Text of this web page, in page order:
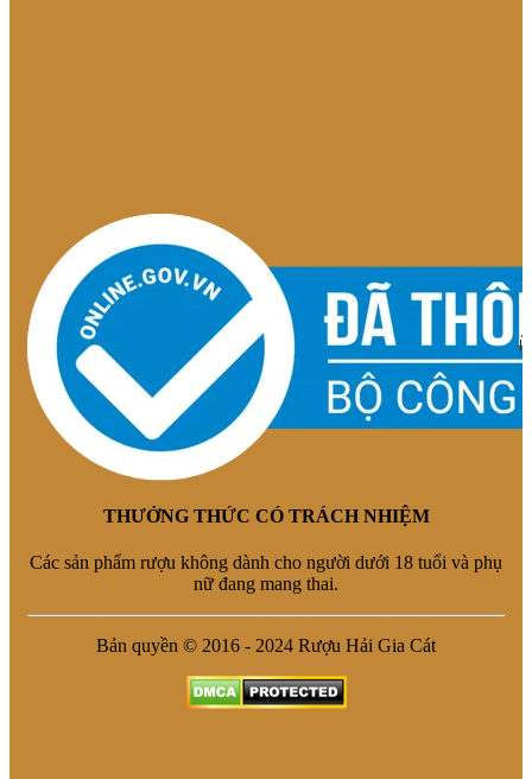
THƯỞNG THỨC CÓ TRÁCH NHIỆM
Các sản phẩm rượu không dành cho người dưới 18 tuổi và phụ
nữ đang mang thai.
Bản quyền © 2016 - 2024 Rượu Hải Gia Cát